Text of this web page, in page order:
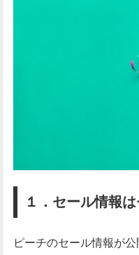
１．セール情報
ピーチのセール情報が